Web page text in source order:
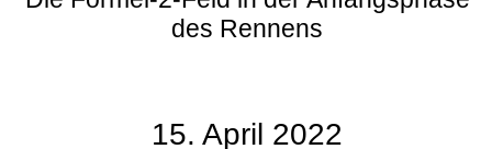
des Rennens
15. April 2022